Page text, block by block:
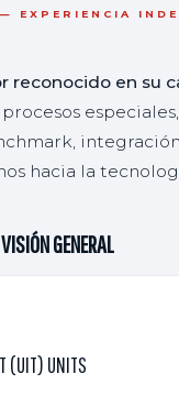
EXPERIENCIA
reconocido en su
hacia la
GENERAL
(UIT) UNITS